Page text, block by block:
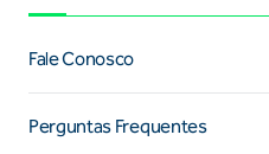
Fale Conosco
Perguntas Frequentes